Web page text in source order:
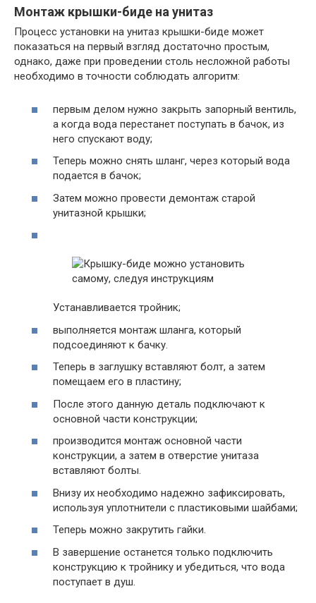
Монтаж крышки-биде на унитаз
Процесс установки на унитаз крышки-биде может
показаться на первый взгляд достаточно простым,
однако, даже при проведении столь несложной работы
необходимо в точности соблюдать алгоритм:
первым делом нужно закрыть запорный вентиль,
а когда вода перестанет поступать в бачок, из
него спускают воду;
Теперь можно снять шланг, через который вода
подается в бачок;
Затем можно провести демонтаж старой
унитазной крышки;
Устанавливается тройник;
выполняется монтаж шланга, который
подсоединяют к бачку.
Теперь в заглушку вставляют болт, а затем
помещаем его в пластину;
После этого данную деталь подключают к
основной части конструкции;
производится монтаж основной части
конструкции, а затем в отверстие унитаза
вставляют болты.
Внизу их необходимо надежно зафиксировать,
используя уплотнители с пластиковыми шайбами;
Теперь можно закрутить гайки.
В завершение останется только подключить
конструкцию к тройнику и убедиться, что вода
поступает в душ.